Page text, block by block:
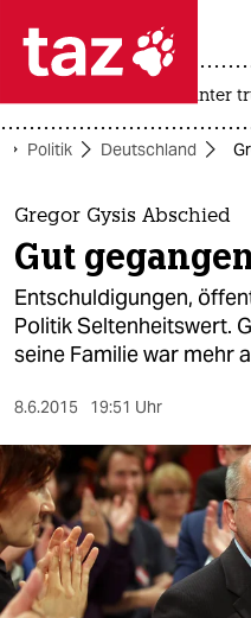
 taz
taz zahl
themen
politik
öko
sport
berlin
nord
usa unter
Politik Deutschland
Gregor Gysis Abschied
Gut
Entschuldigungen,
Politik Seltenheitswert.
seine Familie war mehr
8.6.2015 19:51 Uhr